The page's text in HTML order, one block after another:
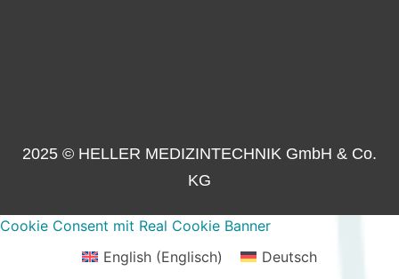
2025 © HELLER MEDIZINTECHNIK GmbH & Co.
KG
Cookie Consent mit Real Cookie Banner
English (Englisch) Deutsch